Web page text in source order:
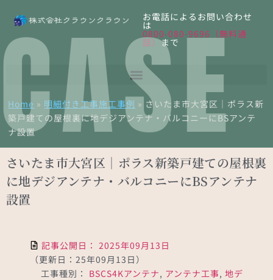
お電話によるお問い合わせ
は
0800-080-9696（無料通
話）まで
Home » 明細付き工事施工事例 » さいたま市大宮区｜ポラス新
築戸建ての屋根裏に地デジアンテナ・バルコニーにBSアンテ
ナ設置
さいたま市大宮区｜ポラス新築戸建ての屋根裏
に地デジアンテナ・バルコニーにBSアンテナ
設置
CASE
記事公開日： 2025年09月13日
（更新日：25年09月13日）
工事種別： BSCS4Kアンテナ, アンテナ工事, 地デ